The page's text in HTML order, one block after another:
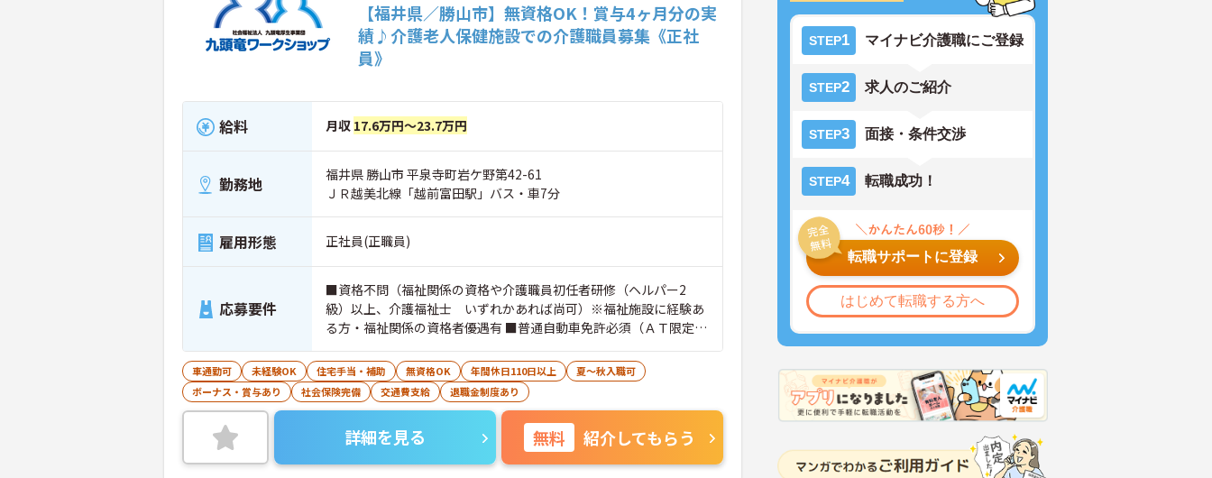
STEP1 マイナビ介護職にご登録
STEP2 求人のご紹介
STEP3 面接・条件交渉
STEP4 転職成功！
転職サポートに登録
はじめて転職する方へ
【福井県／勝山市】無資格OK！賞与4ヶ月分の実
績♪介護老人保健施設での介護職員募集《正社
員》
給料 月収 17.6万円～23.7万円
勤務地
福井県 勝山市 平泉寺町岩ケ野第42-61
ＪＲ越美北線「越前富田駅」バス・車7分
雇用形態 正社員(正職員)
応募要件
■資格不問（福祉関係の資格や介護職員初任者研修（ヘルパー2
級）以上、介護福祉士 いずれかあれば尚可）※福祉施設に経験あ
る方・福祉関係の資格者優遇有 ■普通自動車免許必須（ＡＴ限定
可） ■必要なＰＣスキル：専用のパソコンソフトを使用して記録を
行いますので、ワードを使用できる程度のスキルがあると良いです
車通勤可 未経験OK 住宅手当・補助 無資格OK 年間休日110日以上
夏～秋入職可
ボーナス・賞与あり
社会保険完備 交通費支給 退職金制度あり
詳細を見る 無料 紹介してもらう